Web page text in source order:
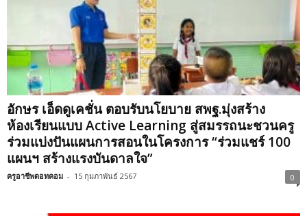
อักษร เอ็ดดูเคชั่น ตอบรับนโยบาย สพฐ.มุ่งสร้าง
ห้องเรียนแบบ Active Learning สู่สมรรถนะชวนครู
ร่วมแบ่งปันแผนการสอนในโครงการ “ร่วมแชร์ 100
แผนฯ สร้างแรงบันดาลใจ”
ครูอาชีพดอทคอม - 15 กุมภาพันธ์ 2567 0